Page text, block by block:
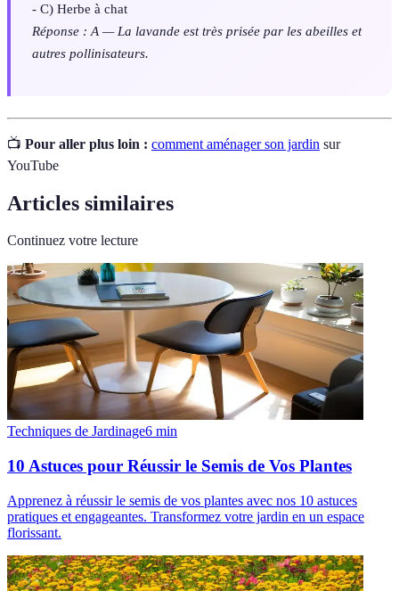
- C) Herbe à chat
Réponse : A — La lavande est très prisée par les abeilles et
autres pollinisateurs.
📺 Pour aller plus loin : comment aménager son jardin sur
YouTube
Articles similaires
Continuez votre lecture
Techniques de Jardinage6 min
10 Astuces pour Réussir le Semis de Vos Plantes
Apprenez à réussir le semis de vos plantes avec nos 10 astuces
pratiques et engageantes. Transformez votre jardin en un espace
florissant.